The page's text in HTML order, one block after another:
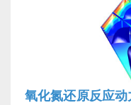
氧化氮还原反应